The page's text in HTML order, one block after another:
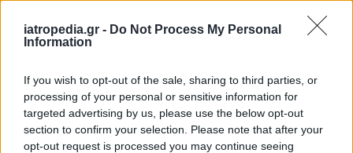
iatropedia.gr - Do Not Process My Personal
Information
If you wish to opt-out of the sale, sharing to third parties, or
processing of your personal or sensitive information for
targeted advertising by us, please use the below opt-out
section to confirm your selection. Please note that after your
opt-out request is processed you may continue seeing
Σαμοθράκη: Αγωνιώδης επιχείρηση διάσωσης
15χρονης – Τραυματίστηκε σε δύσβατο σημείο στη
Γριά Βάθρα